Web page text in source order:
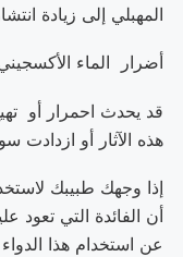
المهبلي إلى زيادة
أضرار الماء
قد يحدث احمرار أو
هذه الآثار أو ازدادت
إذا وجهك طبيبك
أن الفائدة التي تعود
عن استخدام هذا